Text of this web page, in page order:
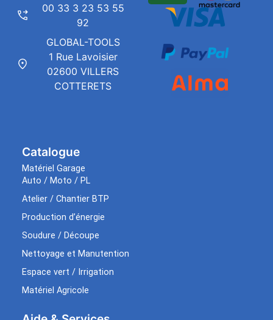
Catalogue
Matériel Garage
Auto / Moto / PL
Atelier / Chantier BTP
Production d’énergie
Soudure / Découpe
Nettoyage et Manutention
Espace vert / Irrigation
Matériel Agricole
00 33 3 23 53 55
92
GLOBAL-TOOLS
1 Rue Lavoisier
02600 VILLERS
COTTERETS